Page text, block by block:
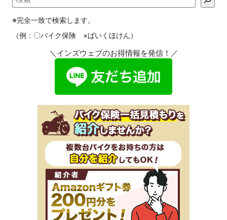
※完全一致で検索します。
（例：〇バイク保険 ×ばいくほけん）
＼インズウェブのお得情報を発信！／